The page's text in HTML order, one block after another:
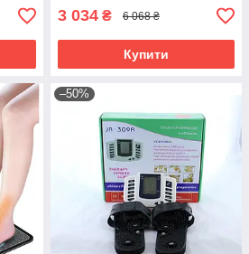
3 034 ₴ 6 068 ₴
Купити
–50%